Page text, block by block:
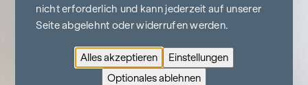
nicht erforderlich und kann jederzeit auf unserer
Seite abgelehnt oder widerrufen werden.
Alles akzeptieren
Einstellungen
Optionales ablehnen